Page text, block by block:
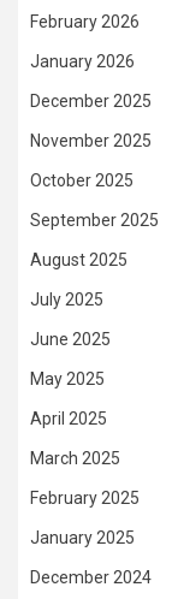
February 2026
January 2026
December 2025
November 2025
October 2025
September 2025
August 2025
July 2025
June 2025
May 2025
April 2025
March 2025
February 2025
January 2025
December 2024